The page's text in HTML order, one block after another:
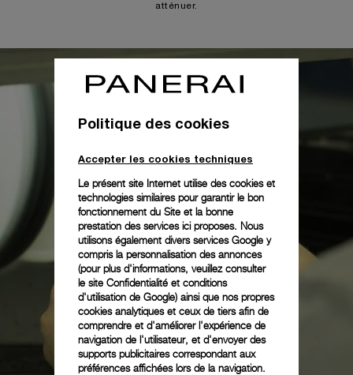
atténuer.
Politique des cookies
Accepter les cookies techniques
Le présent site Internet utilise des cookies et
technologies similaires pour garantir le bon
fonctionnement du Site et la bonne
prestation des services ici proposes. Nous
utilisons également divers services Google y
compris la personnalisation des annonces
(pour plus d'informations, veuillez consulter
le site Confidentialité et conditions
d'utilisation de Google) ainsi que nos propres
cookies analytiques et ceux de tiers afin de
comprendre et d'améliorer l'expérience de
navigation de l'utilisateur, et d'envoyer des
supports publicitaires correspondant aux
préférences affichées lors de la navigation.